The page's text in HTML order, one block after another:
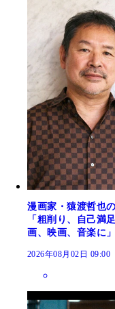
漫画家・猿渡哲也
「粗削り、自己
画、映画、音楽に」
2026年08月02日 09:00